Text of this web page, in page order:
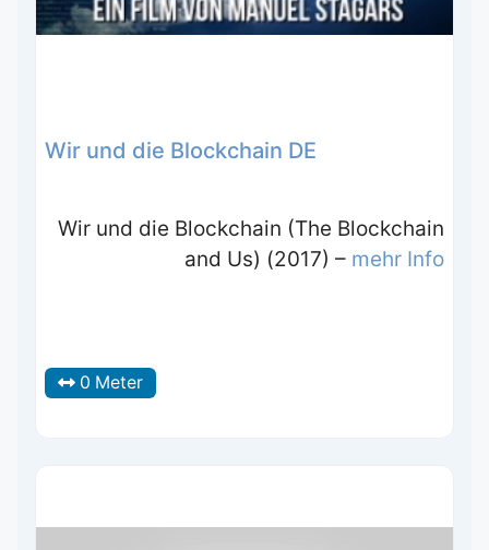
Wir und die Blockchain DE
Wir und die Blockchain (The Blockchain
and Us) (2017) – mehr Info
0 Meter